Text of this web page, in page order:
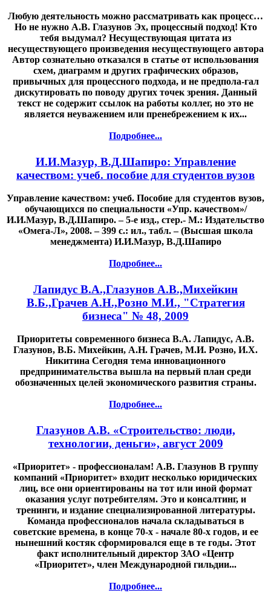
Любую деятельность можно рассматривать как процесс…
Но не нужно А.В. Глазунов Эх, процессный подход! Кто
тебя выдумал? Несуществующая цитата из
несуществующего произведения несуществующего автора
Автор сознательно отказался в статье от использования
схем, диаграмм и других графических образов,
привычных для процессного подхода, и не предпола-гал
дискутировать по поводу других точек зрения. Данный
текст не содержит ссылок на работы коллег, но это не
является неуважением или пренебрежением к их...
Подробнее...
И.И.Мазур, В.Д.Шапиро: Управление
качеством: учеб. пособие для студентов вузов
Управление качеством: учеб. Пособие для студентов вузов,
обучающихся по специальности «Упр. качеством»/
И.И.Мазур, В.Д.Шапиро. – 5-е изд., стер.- М.: Издательство
«Омега-Л», 2008. – 399 с.: ил., табл. – (Высшая школа
менеджмента) И.И.Мазур, В.Д.Шапиро
Подробнее...
Лапидус В.А.,Глазунов А.В.,Михейкин
В.Б.,Грачев А.Н.,Розно М.И., "Стратегия
бизнеса" № 48, 2009
Приоритеты современного бизнеса В.А. Лапидус, А.В.
Глазунов, В.Б. Михейкин, А.Н. Грачев, М.И. Розно, И.Х.
Никитина Сегодня тема инновационного
предпринимательства вышла на первый план среди
обозначенных целей экономического развития страны.
Подробнее...
Глазунов А.В. «Строительство: люди,
технологии, деньги», август 2009
«Приоритет» - профессионалам! А.В. Глазунов В группу
компаний «Приоритет» входит несколько юридических
лиц, все они ориентированы на тот или иной формат
оказания услуг потребителям. Это и консалтинг, и
тренинги, и издание специализированной литературы.
Команда профессионалов начала складываться в
советские времена, в конце 70-х - начале 80-х годов, и ее
нынешний костяк сформировался еще в те годы. Этот
факт исполнительный директор ЗАО «Центр
«Приоритет», член Международной гильдии...
Подробнее...